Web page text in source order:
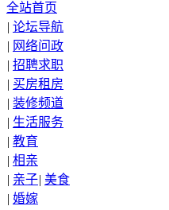
全站首页
| 论坛导航
| 网络问政
| 招聘求职
| 买房租房
| 装修频道
| 生活服务
| 教育
| 相亲
| 亲子| 美食
| 婚嫁